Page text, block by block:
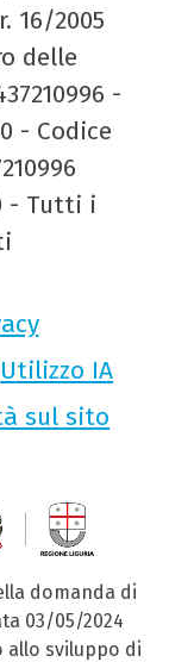
16/2005
delle
-
- Codice
- Tutti i
Utilizzo IA
sul sito
domanda di
03/05/2024
allo sviluppo di